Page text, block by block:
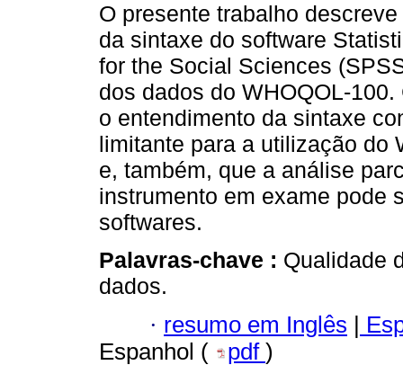
O presente trabalho
da sintaxe do software
for the Social Sciences
dos dados do WHOQOL-
o entendimento da sintaxe
limitante para a utilização do
e, também, que a análise
instrumento em exame pode
softwares.
Palavras-chave : Qualidade
dados.
· resumo em Inglês |
Espanhol (
pdf )